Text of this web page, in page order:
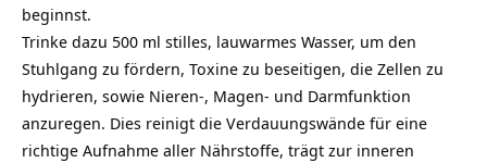
beginnst.
Trinke dazu 500 ml stilles, lauwarmes Wasser, um den
Stuhlgang zu fördern, Toxine zu beseitigen, die Zellen zu
hydrieren, sowie Nieren-, Magen- und Darmfunktion
anzuregen. Dies reinigt die Verdauungswände für eine
richtige Aufnahme aller Nährstoffe, trägt zur inneren